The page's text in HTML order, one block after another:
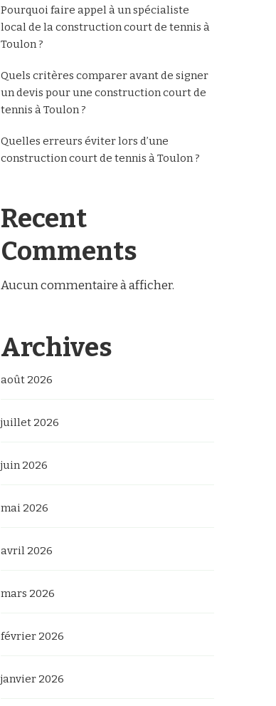
Pourquoi faire appel à un spécialiste
local de la construction court de tennis à
Toulon ?
Quels critères comparer avant de signer
un devis pour une construction court de
tennis à Toulon ?
Quelles erreurs éviter lors d’une
construction court de tennis à Toulon ?
Recent
Comments
Aucun commentaire à afficher.
Archives
août 2026
juillet 2026
juin 2026
mai 2026
avril 2026
mars 2026
février 2026
janvier 2026